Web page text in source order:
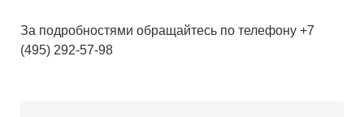
За подробностями обращайтесь по телефону +7
(495) 292-57-98